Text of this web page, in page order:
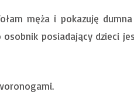
męża i pokazuję
posiadający dzieci